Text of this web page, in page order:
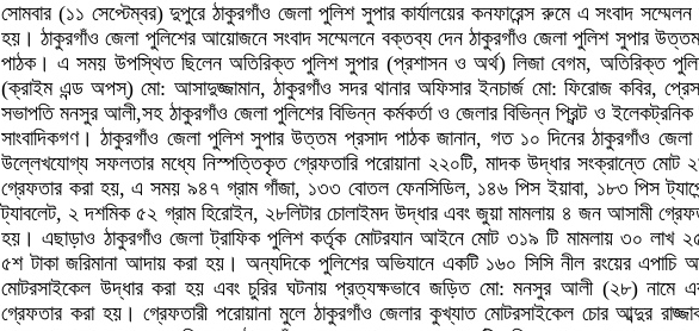
সোমবার (১১ সেপ্টেম্বর) দুপুরে ঠাকুরগাঁও জেলা পুলিশ সুপার কার্যালয়ের কনফারেন্স রুমে এ সংবাদ সম্মেলন
হয়। ঠাকুরগাঁও জেলা পুলিশের আয়োজনে সংবাদ সম্মেলনে বক্তব্য দেন ঠাকুরগাঁও জেলা পুলিশ সুপার
পাঠক। এ সময় উপস্থিত ছিলেন অতিরিক্ত পুলিশ সুপার (প্রশাসন ও অর্থ) লিজা বেগম, অতিরিক্ত
(ক্রাইম এন্ড অপস্) মো: আসাদুজ্জামান, ঠাকুরগাঁও সদর থানার অফিসার ইনচার্জ মো: ফিরোজ কবির,
সভাপতি মনসুর আলী,সহ ঠাকুরগাঁও জেলা পুলিশের বিভিন্ন কর্মকর্তা ও জেলার বিভিন্ন প্রিন্ট ও ইলেকট্রনিক
সাংবাদিকগণ। ঠাকুরগাঁও জেলা পুলিশ সুপার উত্তম প্রসাদ পাঠক জানান, গত ১০ দিনের ঠাকুরগাঁও জেলা
উল্লেখযোগ্য সফলতার মধ্যে নিস্পত্তিকৃত গ্রেফতারি পরোয়ানা ২২০টি, মাদক উদ্ধার সংক্রান্তে মোট
গ্রেফতার করা হয়, এ সময় ৯৪৭ গ্রাম গাঁজা, ১৩৩ বোতল ফেনসিডিল, ১৪৬ পিস ইয়াবা, ১৮৩ পিস
ট্যাবলেট, ২ দশমিক ৫২ গ্রাম হিরোইন, ২৮লিটার চোলাইমদ উদ্ধার এবং জুয়া মামলায় ৪ জন আসামী
হয়। এছাড়াও ঠাকুরগাঁও জেলা ট্রাফিক পুলিশ কর্তৃক মোটরযান আইনে মোট ৩১৯ টি মামলায় ৩০ লাখ
৫শ টাকা জরিমানা আদায় করা হয়। অন্যদিকে পুলিশের অভিযানে একটি ১৬০ সিসি নীল রংয়ের এপাচি
মোটরসাইকেল উদ্ধার করা হয় এবং চুরির ঘটনায় প্রত্যক্ষভাবে জড়িত মো: মনসুর আলী (২৮) নামে
গ্রেফতার করা হয়। গ্রেফতারী পরোয়ানা মুলে ঠাকুরগাঁও জেলার কুখ্যাত মোটরসাইকেল চোর আব্দুর